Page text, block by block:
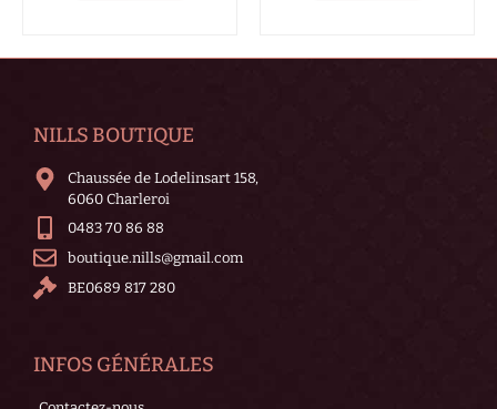
NILLS BOUTIQUE
Chaussée de Lodelinsart 158,
6060 Charleroi
0483 70 86 88
boutique.nills@gmail.com
BE0689 817 280
INFOS GÉNÉRALES